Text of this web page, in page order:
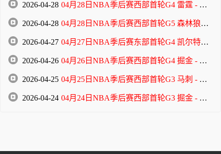
2026-04-28 04月28日NBA季后赛西部首轮G4 雷霆 - 太阳 全场录像
2026-04-28 04月28日NBA季后赛西部首轮G5 森林狼 - 掘金 全场录像
2026-04-27 04月27日NBA季后赛东部首轮G4 凯尔特人 - 76人 全场录像
2026-04-26 04月26日NBA季后赛西部首轮G4 掘金 - 森林狼 全场录像
2026-04-25 04月25日NBA季后赛西部首轮G3 马刺 - 开拓者 全场录像
2026-04-24 04月24日NBA季后赛西部首轮G3 掘金 - 森林狼 全场录像